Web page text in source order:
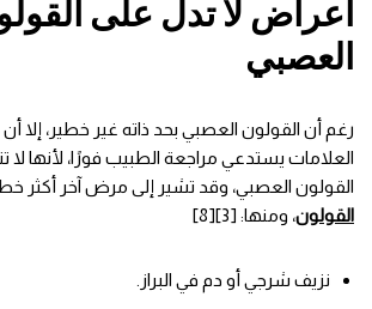
أعراض لا تدل على
العصبي
رغم أن القولون العصبي بحد ذاته غير خطير،
العلامات يستدعي مراجعة الطبيب فورًا، لأنها
القولون العصبي، وقد تشير إلى مرض آخر أكثر
القولون، ومنها: [3][8]
نزيف شرجي أو دم في البراز.